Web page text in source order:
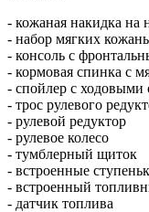
- кожаная накидка на
- набор мягких
- консоль с
- кормовая спинка с
- спойлер с ходовыми
- трос рулевого
- рулевой редуктор
- рулевое колесо
- тумблерный щиток
- встроенные
- встроенный
- датчик топлива